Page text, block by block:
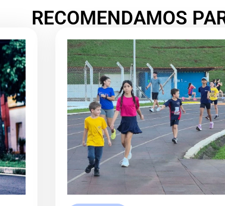
RECOMENDAMOS